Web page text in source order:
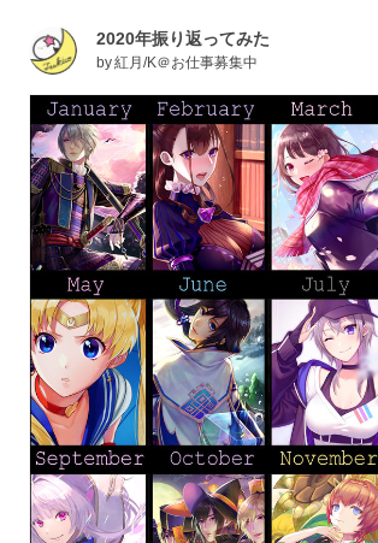
2020年振り返ってみた
by紅月/K＠お仕事募集中